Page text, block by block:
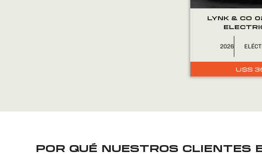
LYNK & CO
2026
U$S
POR QUÉ NUESTROS CLIENTES